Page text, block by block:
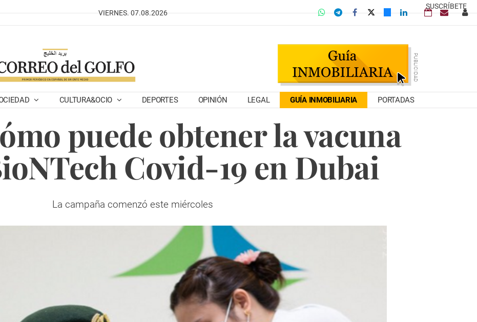
SUSCRÍBETE
VIERNES. 07.08.2026
CULTURA&OCIO DEPORTES OPINIÓN LEGAL GUÍA INMOBILIARIA PORTADAS
puede obtener la vacuna
Covid-19 en Dubai
La campaña comenzó este miércoles